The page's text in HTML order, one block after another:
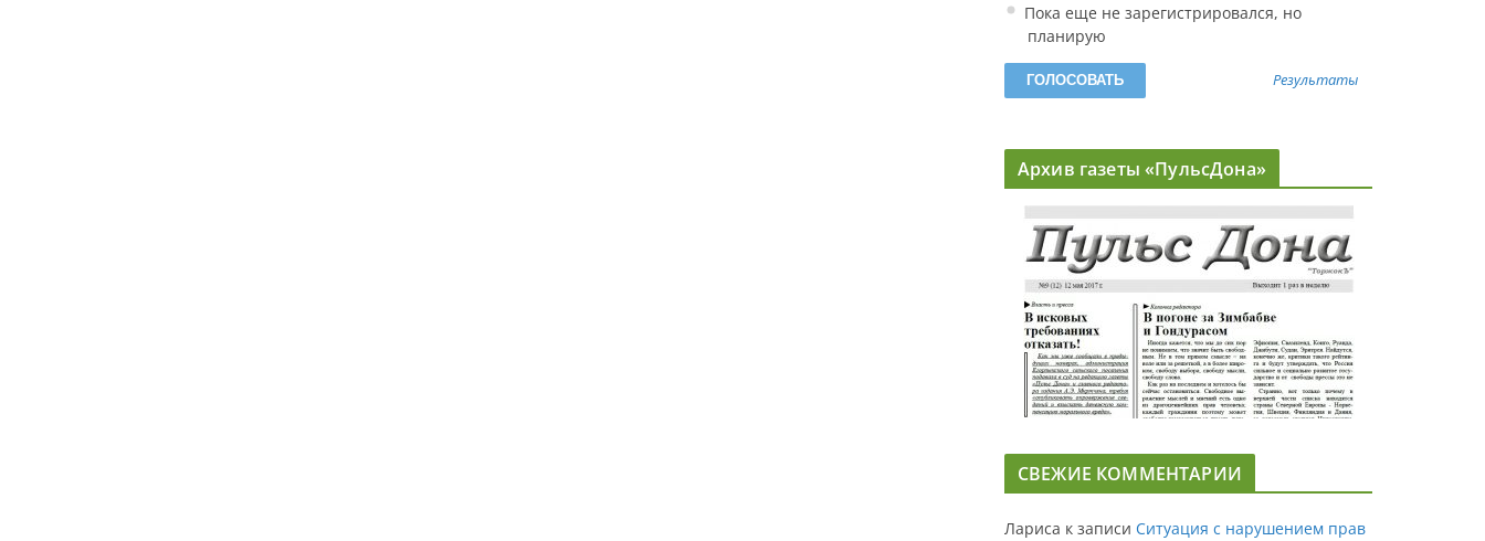
Пока еще не зарегистрировался, но
планирую
Результаты
Архив газеты «ПульсДона»
СВЕЖИЕ КОММЕНТАРИИ
Лариса к записи Ситуация с нарушением прав